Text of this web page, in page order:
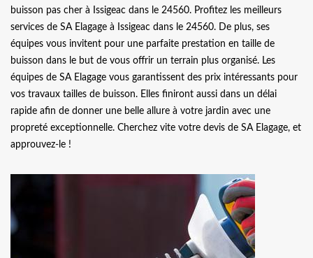
buisson pas cher à Issigeac dans le 24560. Profitez les meilleurs
services de SA Elagage à Issigeac dans le 24560. De plus, ses
équipes vous invitent pour une parfaite prestation en taille de
buisson dans le but de vous offrir un terrain plus organisé. Les
équipes de SA Elagage vous garantissent des prix intéressants pour
vos travaux tailles de buisson. Elles finiront aussi dans un délai
rapide afin de donner une belle allure à votre jardin avec une
propreté exceptionnelle. Cherchez vite votre devis de SA Elagage, et
approuvez-le !